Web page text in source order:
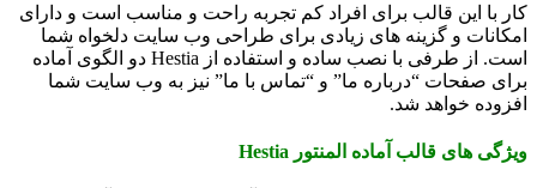
کار با این قالب برای افراد کم تجربه راحت و مناسب است و دارای
امکانات و گزینه های زیادی برای طراحی وب سایت دلخواه شما
است. از طرفی با نصب ساده و استفاده از Hestia دو الگوی آماده
برای صفحات “درباره ما” و “تماس با ما” نیز به وب سایت شما
افزوده خواهد شد.
ویژگی های قالب آماده المنتور Hestia